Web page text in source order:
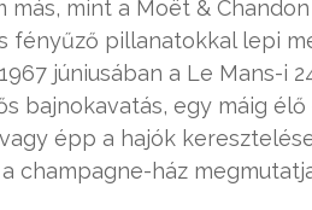
más, mint a Moët &
fényűző pillanatokkal lepi
júniusában a Le Mans-i
bajnokavatás, egy máig
épp a hajók
champagne-ház